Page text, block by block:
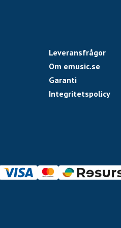
Leveransfrågor
Om emusic.se
Garanti
Integritetspolicy